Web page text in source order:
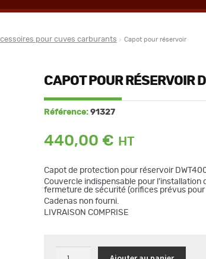
pour cuves carburants
Capot pour réservoir
CAPOT POUR RÉSERVOIR
Référence: 91327
440,00 €
Capot de protection pour réservoir
Couvercle indispensable pour l’installation
fermeture de sécurité (orifices prévus
Cadenas non fourni.
LIVRAISON COMPRISE
quantité